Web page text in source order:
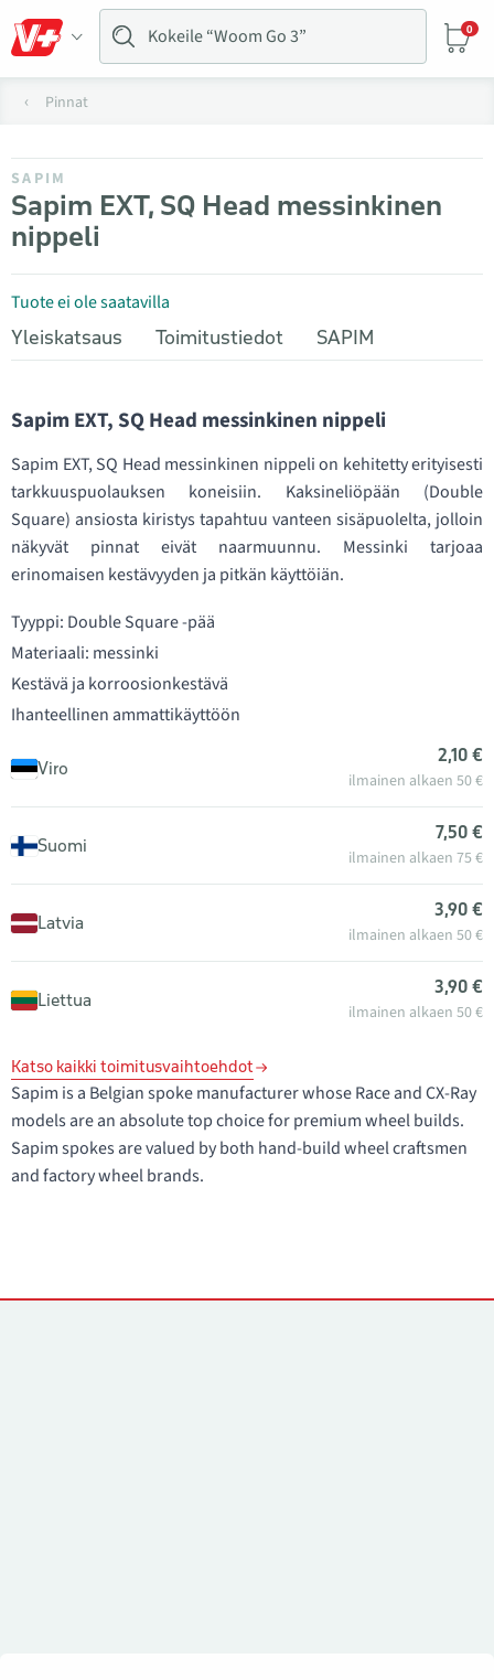
0
Pinnat
SAPIM
Sapim EXT, SQ Head messinkinen
nippeli
Tuote ei ole saatavilla
Yleiskatsaus
Toimitustiedot SAPIM
Sapim EXT, SQ Head messinkinen nippeli
Sapim EXT, SQ Head messinkinen nippeli on kehitetty erityisesti
tarkkuuspuolauksen koneisiin. Kaksineliöpään (Double
Square) ansiosta kiristys tapahtuu vanteen sisäpuolelta, jolloin
näkyvät pinnat eivät naarmuunnu. Messinki tarjoaa
erinomaisen kestävyyden ja pitkän käyttöiän.
Tyyppi: Double Square -pää
Materiaali: messinki
Kestävä ja korroosionkestävä
Ihanteellinen ammattikäyttöön
Viro
2,10 €
ilmainen alkaen 50 €
Suomi
7,50 €
ilmainen alkaen 75 €
Latvia
3,90 €
ilmainen alkaen 50 €
Liettua
3,90 €
ilmainen alkaen 50 €
Katso kaikki toimitusvaihtoehdot
Sapim is a Belgian spoke manufacturer whose Race and CX-Ray
models are an absolute top choice for premium wheel builds.
Sapim spokes are valued by both hand-build wheel craftsmen
and factory wheel brands.